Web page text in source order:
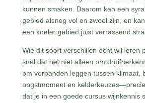
kunnen smaken. Daarom kan een
gebied alsnog vol en zwoel zijn, en
een koeler gebied juist verrassend
Wie dit soort verschillen echt wil leren
snel dat het niet alleen om
om verbanden leggen tussen klimaat,
oogstmoment en
dat je in een goede cursus wijnkennis